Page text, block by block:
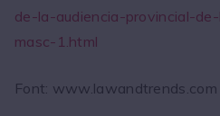
de-la-audiencia-provincial-
masc-1.html
Font: www.lawandtrends.com